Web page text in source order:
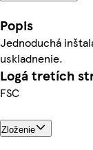
Popis
Jednoduchá
uskladnenie.
Logá tretích
FSC
Zloženie